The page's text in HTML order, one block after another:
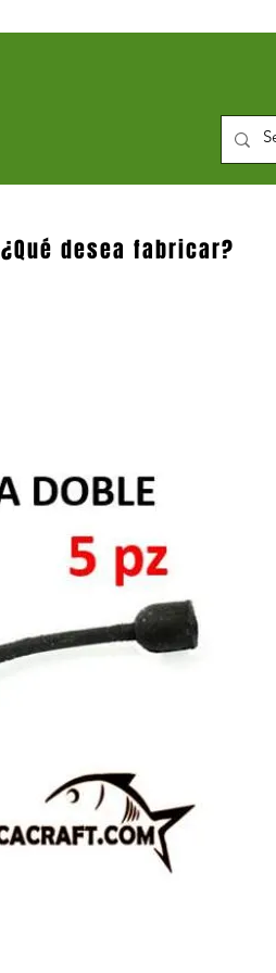
¿Qué desea fabricar?